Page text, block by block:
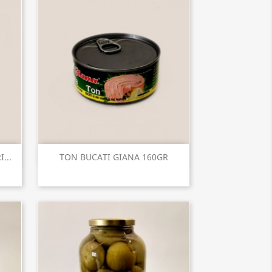
TON BUCATI GIANA 160GR
 Vizualizare rapida